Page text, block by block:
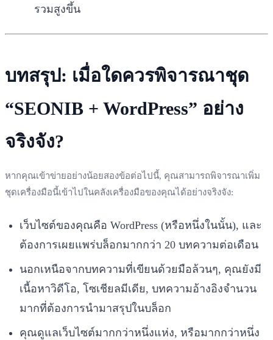
รวมสูงขึ้น
บทสรุป: เมื่อใดควรพิจารณาชุด
“SEONIB + WordPress” อย่าง
จริงจัง?
หากคุณเข้าข่ายอย่างน้อยสองข้อต่อไปนี้, คุณสามารถพิจารณาเพิ่ม
ชุดเครื่องมือนี้เข้าไปในคลังเครื่องมือของคุณได้อย่างจริงจัง:
เว็บไซต์ของคุณคือ WordPress (หรือหนึ่งในนั้น), และ
ต้องการเผยแพร่บล็อกมากกว่า 20 บทความต่อเดือน
นอกเหนือจากบทความที่เขียนด้วยมือล้วนๆ, คุณยังมี
เนื้อหาวิดีโอ, โซเชียลมีเดีย, บทความอ้างอิงจำนวน
มากที่ต้องการนำมาสรุปในบล็อก
คุณดูแลเว็บไซต์มากกว่าหนึ่งแห่ง, หรือมากกว่าหนึ่ง